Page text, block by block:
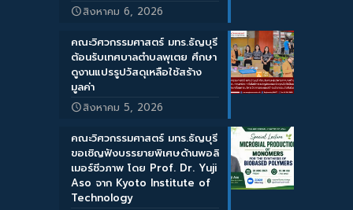
สิงหาคม 6, 2026
คณะวิศวกรรมศาสตร์ มทร.ธัญบุรี
ต้อนรับเทศบาลตำบลพุเตย ศึกษา
ดูงานแปรรูปวัสดุเหลือใช้สร้าง
มูลค่า
สิงหาคม 5, 2026
คณะวิศวกรรมศาสตร์ มทร.ธัญบุรี
ขอเชิญฟังบรรยายพิเศษด้านพอลิ
เมอร์ชีวภาพ โดย Prof. Dr. Yuji
Aso จาก Kyoto Institute of
Technology